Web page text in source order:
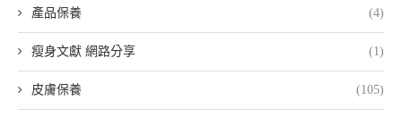
產品保養 (4)
瘦身文獻 網路分享 (1)
皮膚保養 (105)